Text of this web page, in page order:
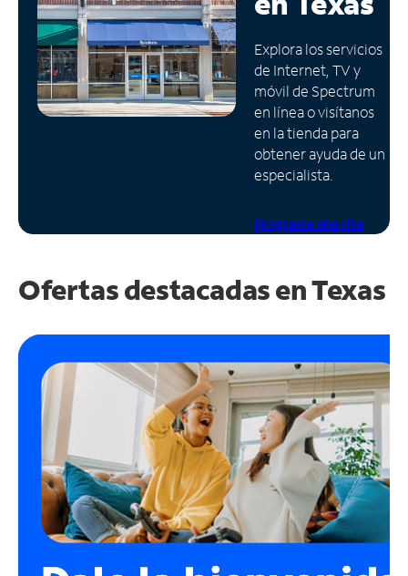
Administrar
cuenta
Encuentra
una
tienda
Explora los servicios
de Internet, TV y
móvil de Spectrum
en línea o visítanos
en la tienda para
obtener ayuda de un
especialista.
Programa una cita
Ofertas destacadas enTexas